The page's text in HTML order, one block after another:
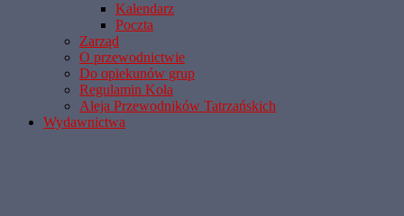
Kalendarz
Poczta
Zarząd
O przewodnictwie
Do opiekunów grup
Regulamin Koła
Aleja Przewodników Tatrzańskich
Wydawnictwa